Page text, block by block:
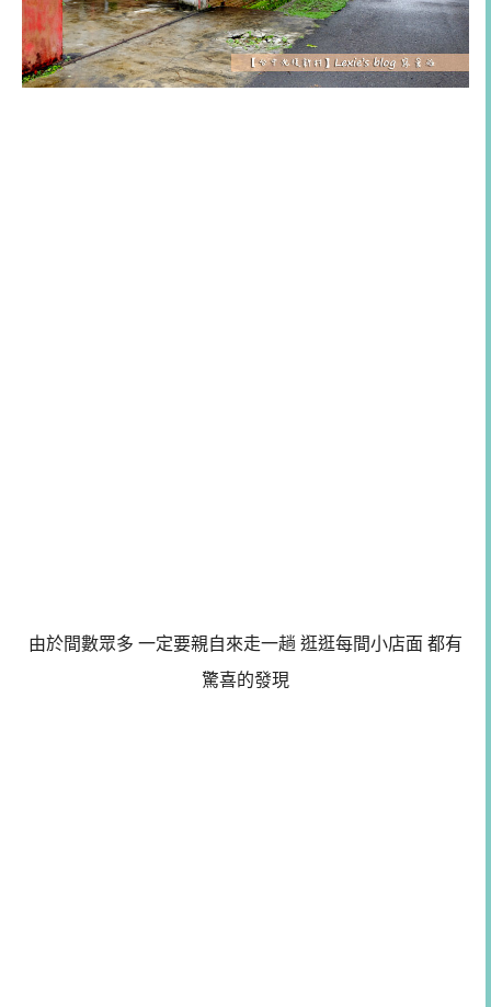
由於間數眾多 一定要親自來走一趟 逛逛每間小店面 都有
驚喜的發現